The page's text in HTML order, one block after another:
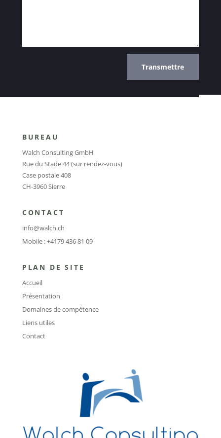
Transmettre
BUREAU
Walch Consulting GmbH
Rue du Stade 44 (sur rendez-vous)
Case postale 408
CH-3960 Sierre
CONTACT
info@walch.ch
Mobile : +4179 436 81 09
PLAN DE SITE
Accueil
Présentation
Domaines de compétence
Liens utiles
Contact